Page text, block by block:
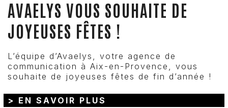
AVAELYS VOUS SOUHAITE DE
JOYEUSES FÊTES !
L’équipe d’Avaelys, votre agence de
communication à Aix-en-Provence, vous
souhaite de joyeuses fêtes de fin d’année !
> EN SAVOIR PLUS